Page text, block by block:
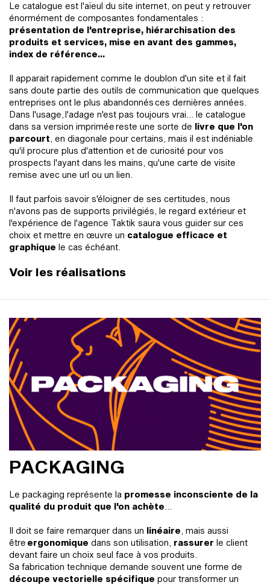
Le catalogue est l'aïeul du site internet, on peut y retrouver
énormément de composantes fondamentales :
présentation de l'entreprise, hiérarchisation des
produits et services, mise en avant des gammes,
index de référence...
Il apparait rapidement comme le doublon d'un site et il fait
sans doute partie des outils de communication que quelques
entreprises ont le plus abandonnés ces dernières années.
Dans l'usage, l'adage n'est pas toujours vrai... le catalogue
dans sa version imprimée reste une sorte de livre que l'on
parcourt , en diagonale pour certains, mais il est indéniable
qu'il procure plus d'attention et de curiosité pour vos
prospects l'ayant dans les mains, qu'une carte de visite
remise avec une url ou un lien.
Il faut parfois savoir s'éloigner de ses certitudes, nous
n'avons pas de supports privilégiés, le regard extérieur et
l'expérience de l'agence Taktik saura vous guider sur ces
choix et mettre en œuvre un catalogue efficace et
graphique le cas échéant.
Voir les réalisations
PACKAGING
Le packaging représente la promesse inconsciente de la
qualité du produit que l'on achète...
Il doit se faire remarquer dans un linéaire, mais aussi
être ergonomique dans son utilisation, rassurer le client
devant faire un choix seul face à vos produits.
Sa fabrication technique demande souvent une forme de
découpe vectorielle spécifique pour transformer un